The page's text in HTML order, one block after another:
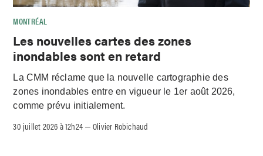
MONTRÉAL
Les nouvelles cartes des zones
inondables sont en retard
La CMM réclame que la nouvelle cartographie des
zones inondables entre en vigueur le 1er août 2026,
comme prévu initialement.
30 juillet 2026 à 12h24 –Olivier Robichaud